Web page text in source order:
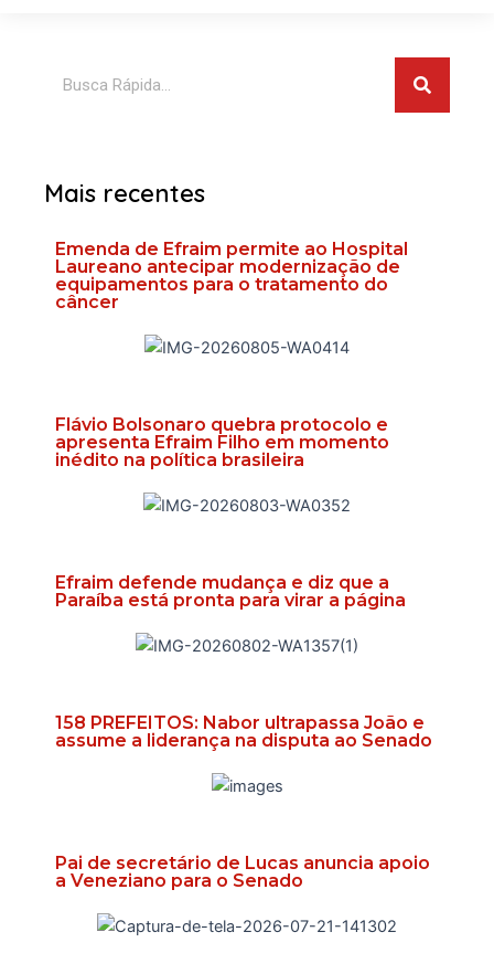
Mais recentes
Emenda de Efraim permite ao Hospital
Laureano antecipar modernização de
equipamentos para o tratamento do
câncer
Flávio Bolsonaro quebra protocolo e
apresenta Efraim Filho em momento
inédito na política brasileira
Efraim defende mudança e diz que a
Paraíba está pronta para virar a página
158 PREFEITOS: Nabor ultrapassa João e
assume a liderança na disputa ao Senado
Pai de secretário de Lucas anuncia apoio
a Veneziano para o Senado